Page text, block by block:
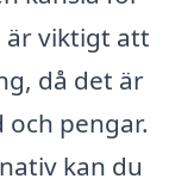
är viktigt att
då det är
pengar.
kan du